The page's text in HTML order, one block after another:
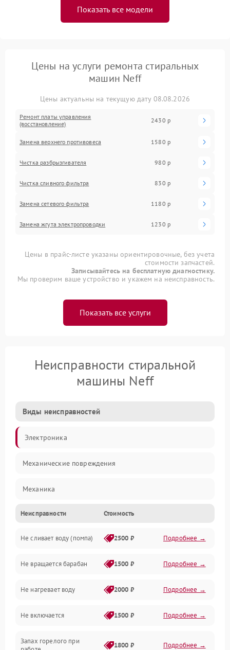
Показать все модели
Цены на услуги ремонта стиральных
машин Neff
Цены актуальны на текущую дату 08.08.2026
Ремонт платы управления
(восстановление)
2430 р
Замена верхнего противовеса 1580 р
Чистка разбрызгивателя 980 р
Чистка сливного фильтра 830 р
Замена сетевого фильтра 1180 р
Замена жгута электропроводки 1230 р
Цены в прайс-листе указаны ориентировочные, без учета
стоимости запчастей.
Записывайтесь на бесплатную диагностику.
Мы проверим ваше устройство и укажем на неисправность.
Показать все услуги
Неисправности стиральной
машины Neff
Виды неисправностей
Электроника
Механические повреждения
Механика
Электропитание
Водоснабжение
Слив
Программное обеспечение
Неисправности Стоимость
Не сливает воду (помпа) 2500 ₽ Подробнее →
Не вращается барабан 1500 ₽ Подробнее →
Не нагревает воду 2000 ₽ Подробнее →
Не включается 1500 ₽ Подробнее →
Запах горелого при
1800 ₽ Подробнее →